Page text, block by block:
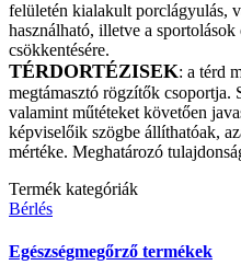
felületén kialakult porclágyulás,
használható, illetve a
csökkentésére.
TÉRDORTÉZISEK: a térd
megtámasztó rögzítők csoportja.
valamint műtéteket követően
képviselőik szögbe állíthatóak,
mértéke. Meghatározó
Termék kategóriák
Bérlés
Egészségmegőrző termékek